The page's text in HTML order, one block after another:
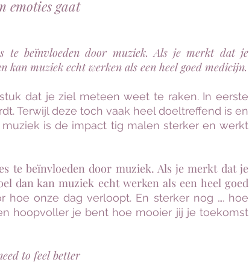
emoties gaat
te beïnvloeden door muziek. Als je merkt dat je
muziek echt werken als een heel goed medicijn.
dat je ziel meteen weet te raken. In eerste
Terwijl deze toch vaak heel doeltreffend is en
is de impact tig malen sterker en werkt
te beïnvloeden door muziek. Als je merkt dat je
dan kan muziek echt werken als een heel goed
onze dag verloopt. En sterker nog …. hoe
hoopvoller je bent hoe mooier jij je toekomst
to feel better